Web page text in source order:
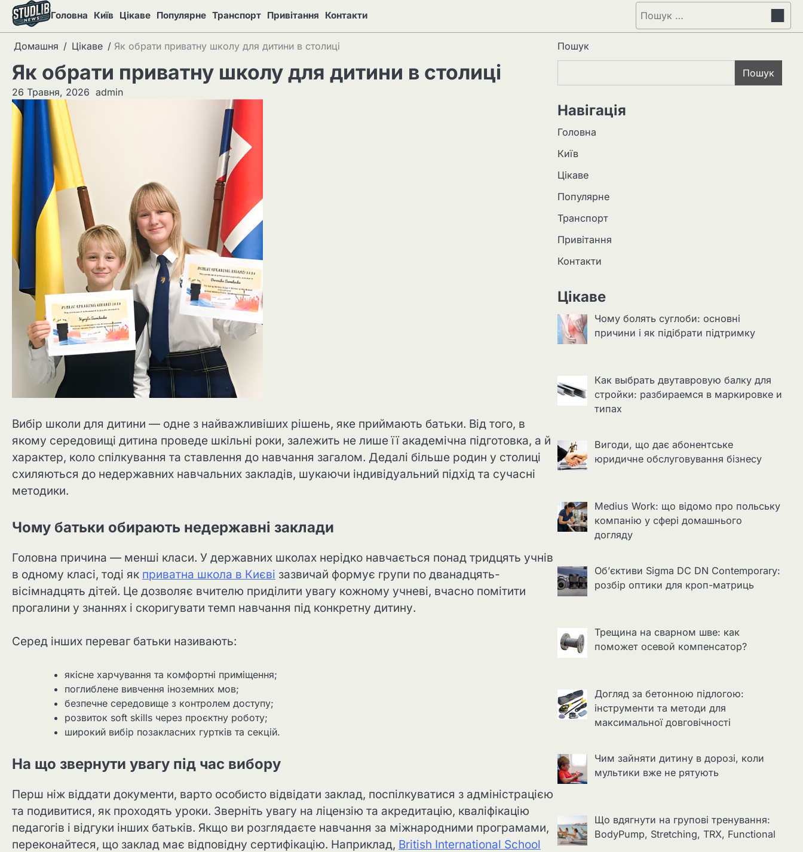
Перейти
вмісту
Головна Київ Цікаве Популярне Транспорт Привітання Контакти Пошук:
Домашня Цікаве Як обрати приватну школу для дитини в столиці
Як обрати приватну школу для дитини в столиці
26 Травня, 2026 admin
Вибір школи для дитини — одне з найважливіших рішень, яке приймають батьки. Від того, в
якому середовищі дитина проведе шкільні роки, залежить не лише її академічна підготовка, а й
характер, коло спілкування та ставлення до навчання загалом. Дедалі більше родин у столиці
схиляються до недержавних навчальних закладів, шукаючи індивідуальний підхід та сучасні
методики.
Чому батьки обирають недержавні заклади
Головна причина — менші класи. У державних школах нерідко навчається понад тридцять учнів
в одному класі, тоді як приватна школа в Києві зазвичай формує групи по дванадцять-
вісімнадцять дітей. Це дозволяє вчителю приділити увагу кожному учневі, вчасно помітити
прогалини у знаннях і скоригувати темп навчання під конкретну дитину.
Серед інших переваг батьки називають:
якісне харчування та комфортні приміщення;
поглиблене вивчення іноземних мов;
безпечне середовище з контролем доступу;
розвиток soft skills через проєктну роботу;
широкий вибір позакласних гуртків та секцій.
На що звернути увагу під час вибору
Перш ніж віддати документи, варто особисто відвідати заклад, поспілкуватися з адміністрацією
та подивитися, як проходять уроки. Зверніть увагу на ліцензію та акредитацію, кваліфікацію
педагогів і відгуки інших батьків. Якщо ви розглядаєте навчання за міжнародними програмами,
переконайтеся, що заклад має відповідну сертифікацію. Наприклад, British International School
Пошук
Пошук
Навігація
Головна
Київ
Цікаве
Популярне
Транспорт
Привітання
Контакти
Цікаве
Чому болять суглоби: основні
причини і як підібрати підтримку
Как выбрать двутавровую балку для
стройки: разбираемся в маркировке и
типах
Вигоди, що дає абонентське
юридичне обслуговування бізнесу
Medius Work: що відомо про польську
компанію у сфері домашнього
догляду
Об’єктиви Sigma DC DN Contemporary:
розбір оптики для кроп-матриць
Трещина на сварном шве: как
поможет осевой компенсатор?
Догляд за бетонною підлогою:
інструменти та методи для
максимальної довговічності
Чим зайняти дитину в дорозі, коли
мультики вже не рятують
Що вдягнути на групові тренування:
BodyPump, Stretching, TRX, Functional